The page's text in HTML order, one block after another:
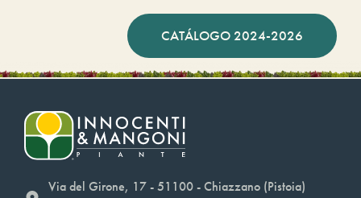
CATÁLOGO 2024-2026
Via del Girone, 17 - 51100 - Chiazzano (Pistoia)